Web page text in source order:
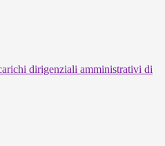
dirigenziali amministrativi di